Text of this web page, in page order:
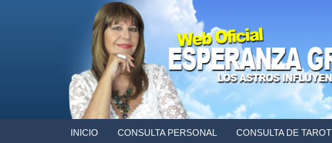
INICIO CONSULTA PERSONAL CONSULTA DE TAROT